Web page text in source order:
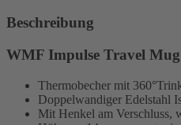
Beschreibung
WMF Impulse Travel
Thermobecher mit
Doppelwandiger Edelstahl
Mit Henkel am Verschluss,